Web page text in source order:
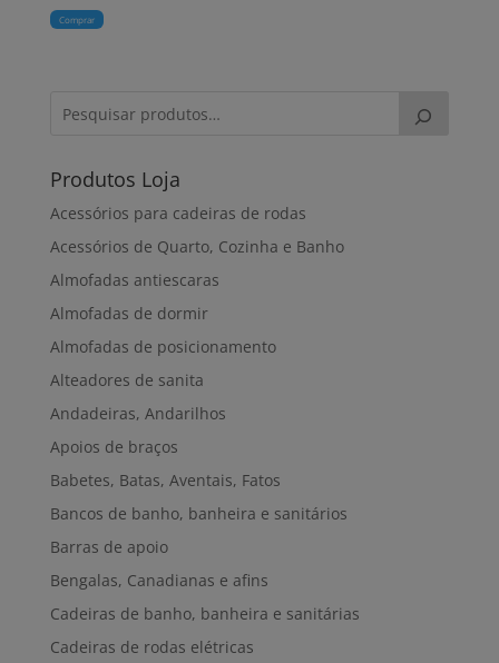
Comprar
Produtos Loja
Acessórios para cadeiras de rodas
Acessórios de Quarto, Cozinha e Banho
Almofadas antiescaras
Almofadas de dormir
Almofadas de posicionamento
Alteadores de sanita
Andadeiras, Andarilhos
Apoios de braços
Babetes, Batas, Aventais, Fatos
Bancos de banho, banheira e sanitários
Barras de apoio
Bengalas, Canadianas e afins
Cadeiras de banho, banheira e sanitárias
Cadeiras de rodas elétricas